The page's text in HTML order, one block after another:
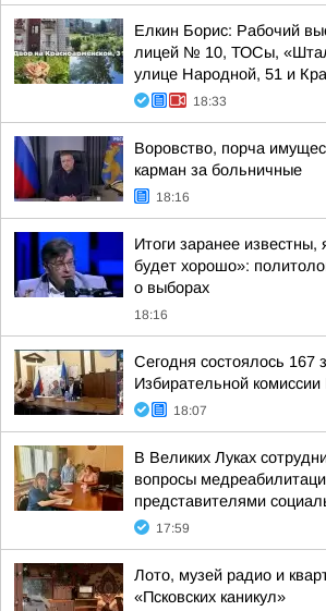
Елкин Борис: Рабочий
лицей № 10, ТОСы,
улице Народной, 51 и
18:33
Воровство, порча
карман за больничные
18:16
Итоги заранее известны,
будет хорошо»:
о выборах
18:16
Сегодня состоялось 167
Избирательной комиссии
18:07
В Великих Луках
вопросы
представителями
17:59
Лото, музей радио и
«Псковских каникул»